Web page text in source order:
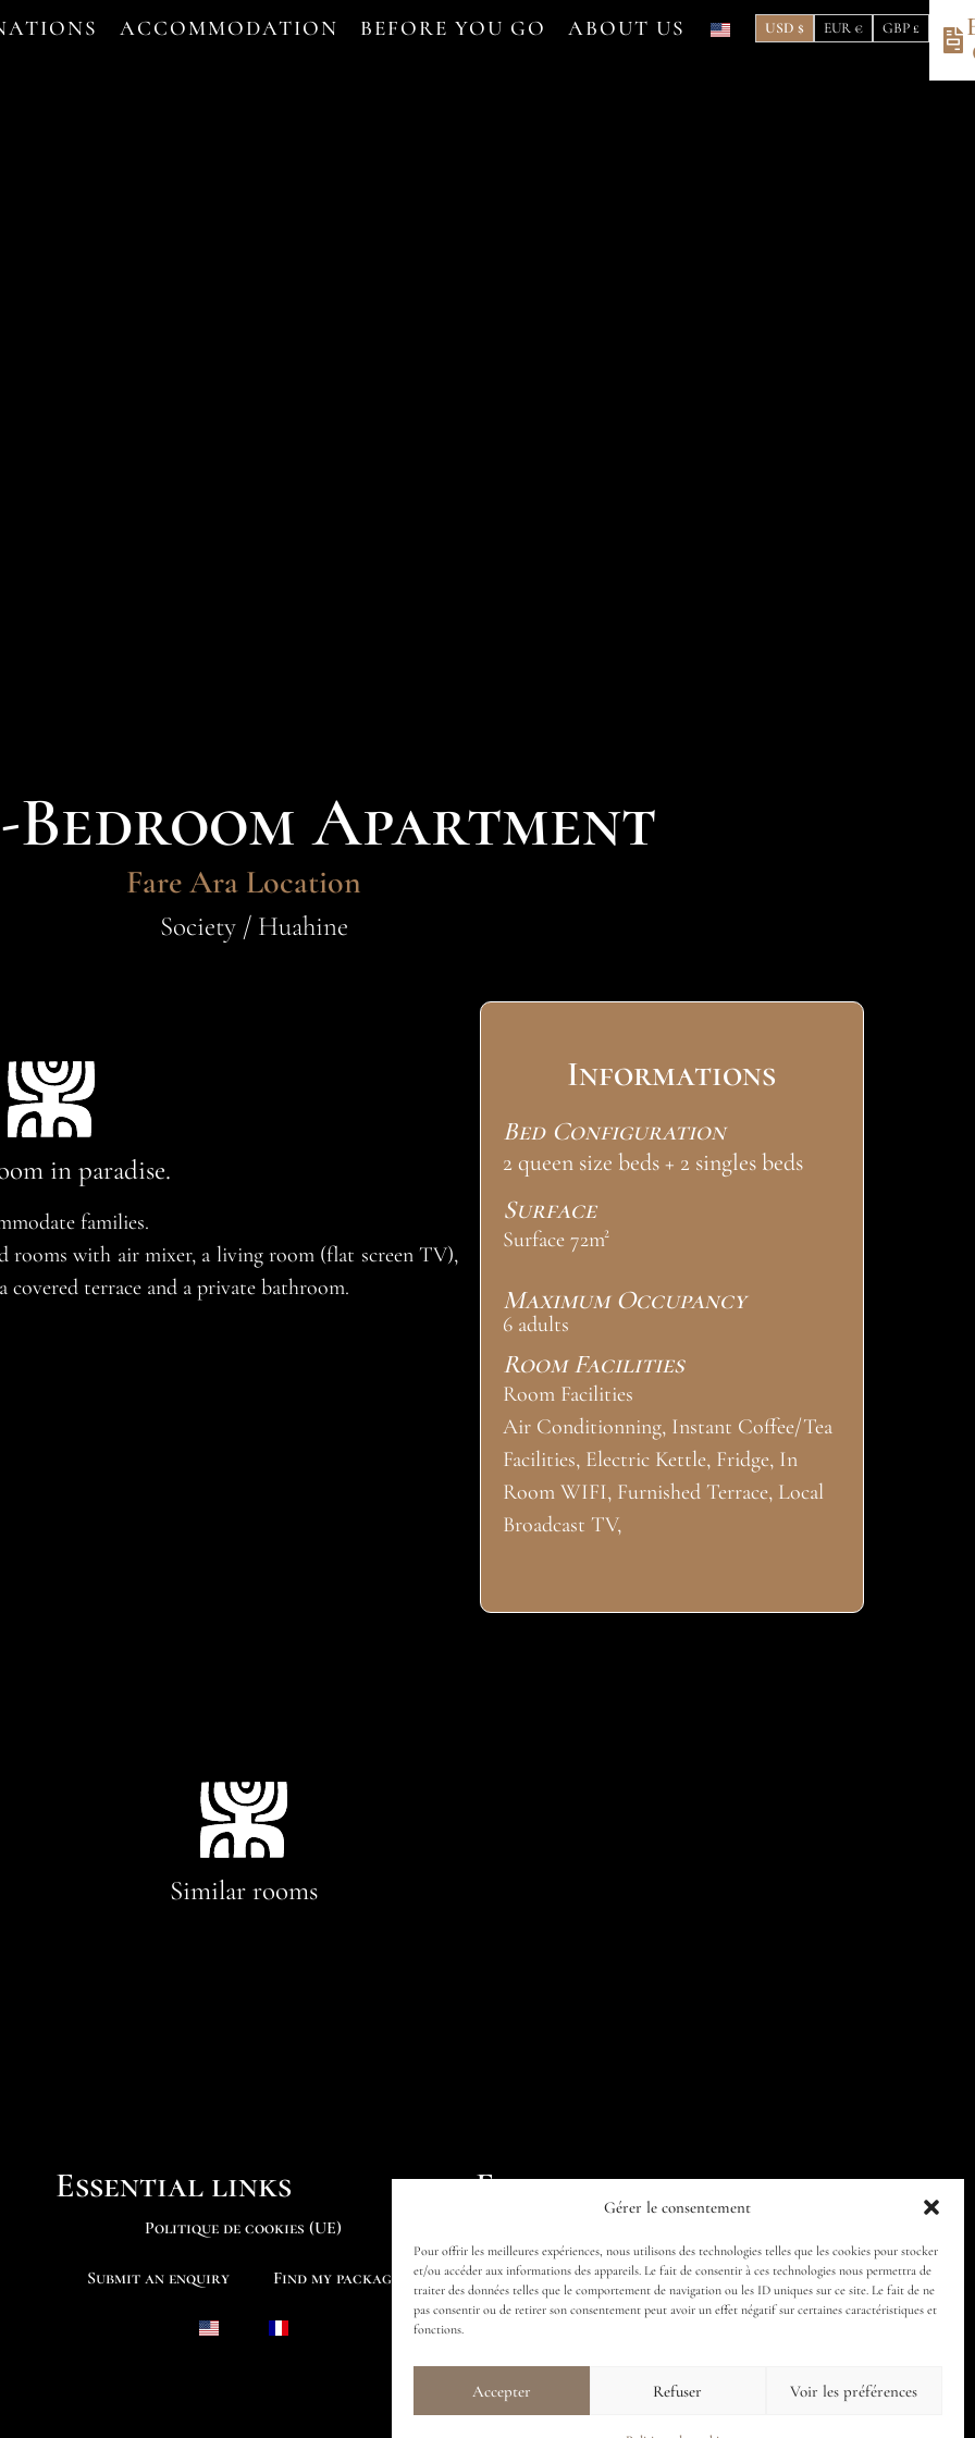
Gérer le consentement
Pour offrir les meilleures expériences, nous utilisons des technologies telles que les cookies pour stocker
et/ou accéder aux informations des appareils. Le fait de consentir à ces technologies nous permettra de
traiter des données telles que le comportement de navigation ou les ID uniques sur ce site. Le fait de ne
pas consentir ou de retirer son consentement peut avoir un effet négatif sur certaines caractéristiques et
fonctions.
Accepter Refuser Voir les préférences
ACCOMMODATION BEFORE YOU GO ABOUT US USD $ EUR € GBP £
Bedroom Apartment
Fare Ara Location
Society / Huahine
in paradise.
families.
rooms with air mixer, a living room (flat screen TV),
terrace and a private bathroom.
Informations
Bed Configuration
2 queen size beds + 2 singles beds
Surface
Surface 72m²
Maximum Occupancy
6 adults
Room Facilities
Room Facilities
Air Conditionning, Instant Coffee/Tea
Facilities, Electric Kettle, Fridge, In
Room WIFI, Furnished Terrace, Local
Broadcast TV,
Similar rooms
Essential links
Politique de cookies (UE)
Submit an enquiry Find my package
Follow us